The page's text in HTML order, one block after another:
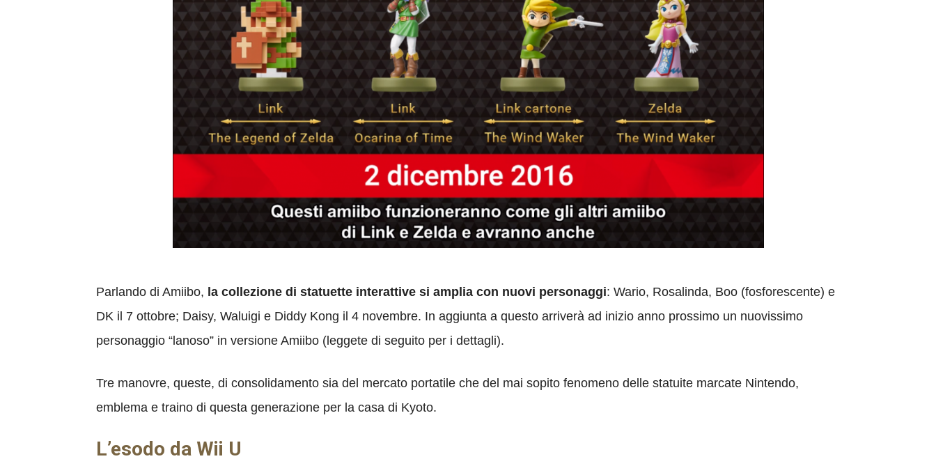
Parlando di Amiibo, la collezione di statuette interattive si amplia con nuovi personaggi: Wario, Rosalinda, Boo (fosforescente) e
DK il 7 ottobre; Daisy, Waluigi e Diddy Kong il 4 novembre. In aggiunta a questo arriverà ad inizio anno prossimo un nuovissimo
personaggio “lanoso” in versione Amiibo (leggete di seguito per i dettagli).
Tre manovre, queste, di consolidamento sia del mercato portatile che del mai sopito fenomeno delle statuite marcate Nintendo,
emblema e traino di questa generazione per la casa di Kyoto.
L’esodo da Wii U